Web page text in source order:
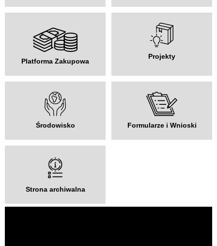
Platforma Zakupowa
Projekty
Środowisko Formularze i Wnioski
Strona archiwalna